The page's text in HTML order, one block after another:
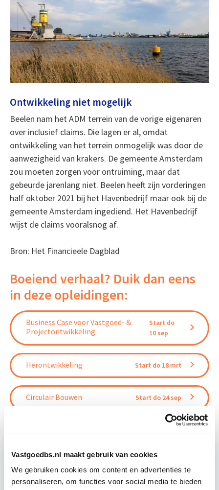
Vastgoedbs.nl maakt gebruik van cookies
We gebruiken cookies om content en advertenties te
personaliseren, om functies voor social media te bieden
Ontwikkeling niet mogelijk
Beelen nam het ADM terrein van de vorige eigenaren
over inclusief claims. Die lagen er al, omdat
ontwikkeling van het terrein onmogelijk was door de
aanwezigheid van krakers. De gemeente Amsterdam
zou moeten zorgen voor ontruiming, maar dat
gebeurde jarenlang niet. Beelen heeft zijn vorderingen
half oktober 2021 bij het Havenbedrijf maar ook bij de
gemeente Amsterdam ingediend. Het Havenbedrijf
wijst de claims vooralsnog af.
Bron: Het Financieele Dagblad
Boeiend verhaal? Duik dan eens
in deze opleidingen:
Business Case voor Vastgoed- &
Projectontwikkeling
Start do
10 sep
Herontwikkeling Start do 18 mrt
Circulair Bouwen Start do 24 sep
Relevant bij dit artikel
Vastgoedrecht & Bouwrecht